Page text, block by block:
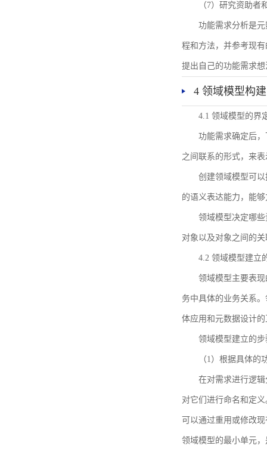
（7）研究资助
功能需求分析是
程和方法，并参考现
提出自己的功能需求
4 领域模型构建
4.1 领域模型的界
功能需求确定后
之间联系的形式，来
创建领域模型可
的语义表达能力，能
领域模型决定哪
对象以及对象之间的
4.2 领域模型建立
领域模型主要表
务中具体的业务关系
体应用和元数据设计
领域模型建立的
（1）根据具体
在对需求进行逻
对它们进行命名和定
可以通过重用或修改
领域模型的最小单元